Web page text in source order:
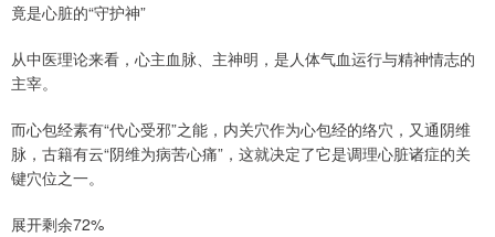
竟是心脏的“守护神”
从中医理论来看，心主血脉、主神明，是人体气血运行与精神情志的
主宰。
而心包经素有“代心受邪”之能，内关穴作为心包经的络穴，又通阴维
脉，古籍有云“阴维为病苦心痛”，这就决定了它是调理心脏诸症的关
键穴位之一。
展开剩余72%